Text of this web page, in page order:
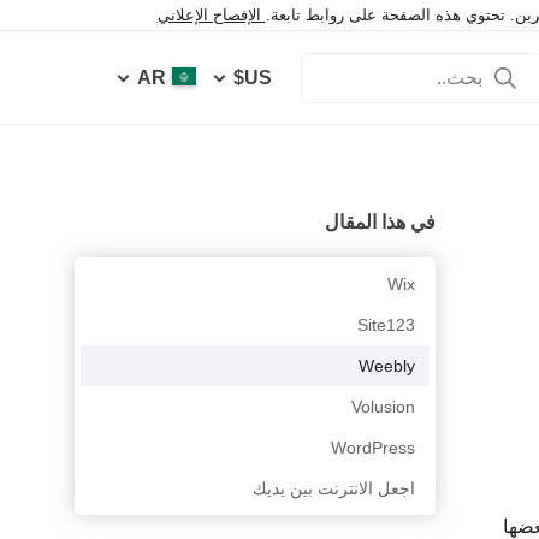
تحتوي هذه الصفحة على روابط تابعة. الإفصاح الإعلاني
US$
AR
في هذا المقال
Wix
Site123
Weebly
Volusion
WordPress
اجعل الانترنت بين يديك